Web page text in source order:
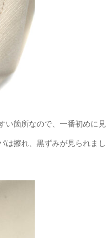
い箇所なので、一番初めに見
は擦れ、黒ずみが見られまし